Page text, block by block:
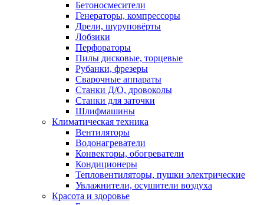
Бетоносмесители
Генераторы, компрессоры
Дрели, шуруповёрты
Лобзики
Перфораторы
Пилы дисковые, торцевые
Рубанки, фрезеры
Сварочные аппараты
Станки Д/О, дровоколы
Станки для заточки
Шлифмашины
Климатическая техника
Вентиляторы
Водонагреватели
Конвекторы, обогреватели
Кондиционеры
Тепловентиляторы, пушки электрические
Увлажнители, осушители воздуха
Красота и здоровье